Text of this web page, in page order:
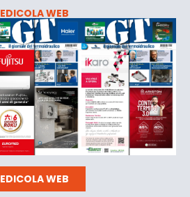
EDICOLA WEB
EDICOLA WEB